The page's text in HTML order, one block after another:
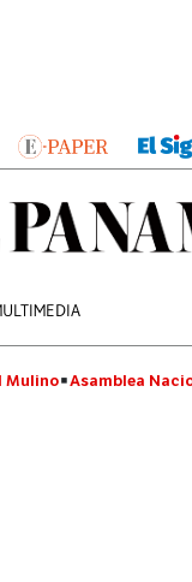
Mulino Asamblea